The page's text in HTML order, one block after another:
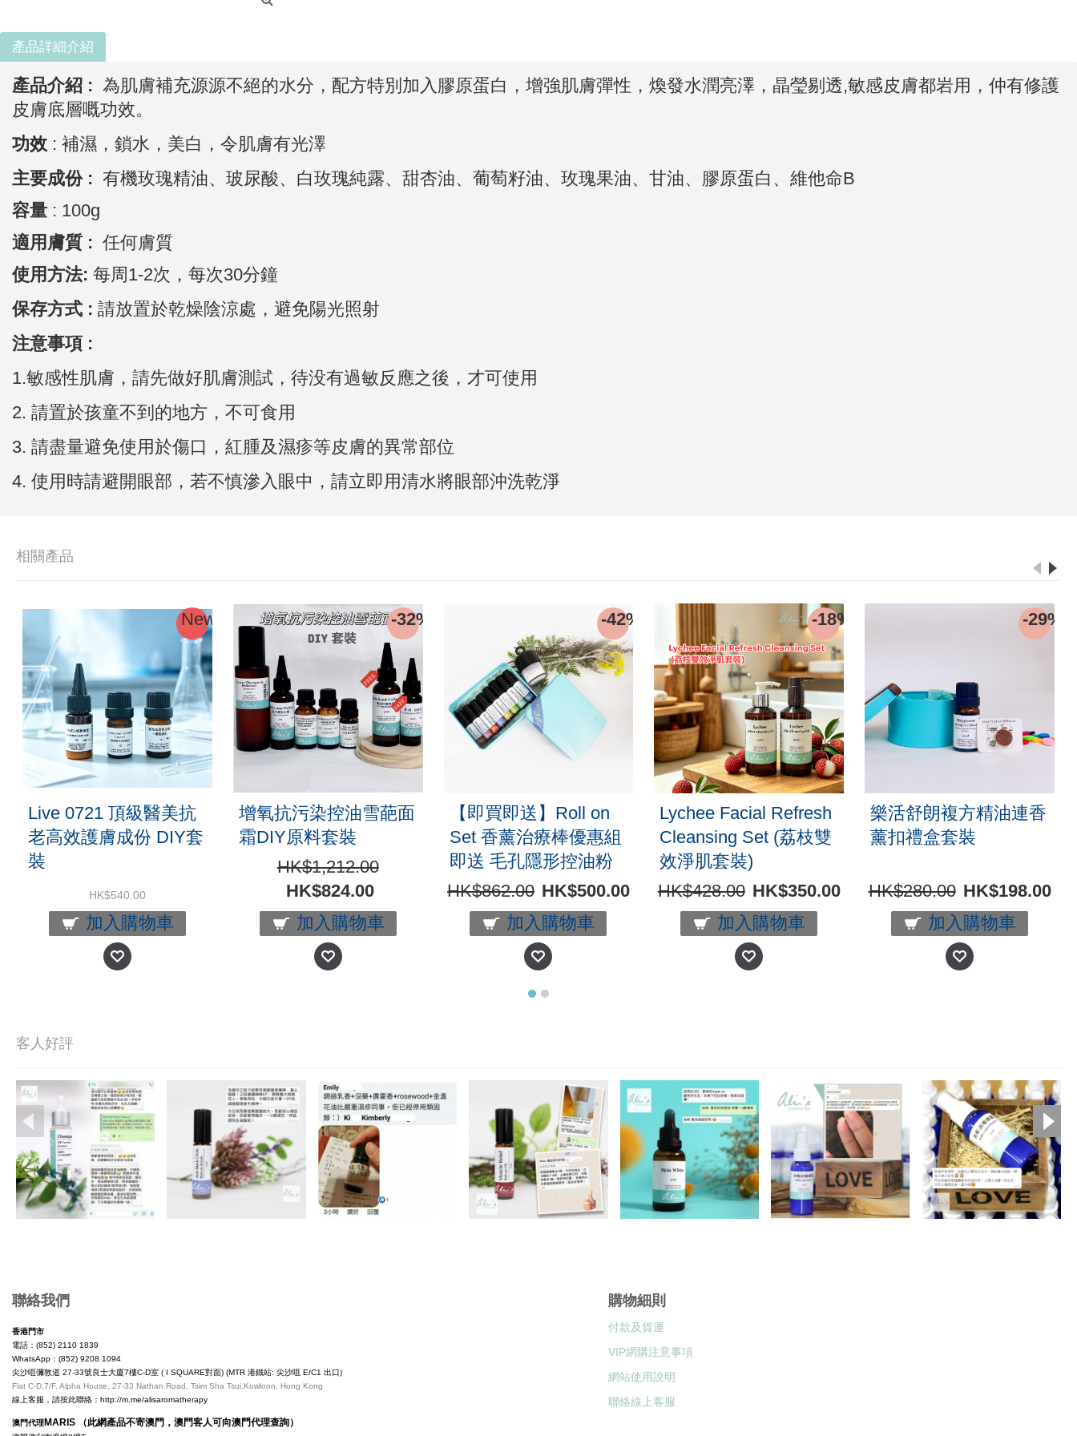
產品詳細介紹
產品介紹 : 為肌膚補充源源不絕的水分，配方特別加入膠原蛋白，增強肌膚彈性，煥發水潤亮澤，晶瑩剔透,敏感皮膚都岩用，仲有修護
皮膚底層嘅功效。
功效 : 補濕，鎖水，美白，令肌膚有光澤
主要成份 : 有機玫瑰精油、玻尿酸、白玫瑰純露、甜杏油、葡萄籽油、玫瑰果油、甘油、膠原蛋白、維他命B
容量 : 100g
適用膚質 : 任何膚質
使用方法: 每周1-2次，每次30分鐘
保存方式 : 請放置於乾燥陰涼處，避免陽光照射
注意事項 :
1.敏感性肌膚，請先做好肌膚測試，待没有過敏反應之後，才可使用
2. 請置於孩童不到的地方，不可食用
3. 請盡量避免使用於傷口，紅腫及濕疹等皮膚的異常部位
4. 使用時請避開眼部，若不慎滲入眼中，請立即用清水將眼部沖洗乾淨
相關產品
New
Live 0721 頂級醫美抗
⽼高效護膚成份 DIY套
裝
HK$540.00
加入購物車
-32%
增氧抗污染控油雪葩面
霜DIY原料套裝
HK$1,212.00
HK$824.00
加入購物車
-42%
【即買即送】Roll on
Set 香薰治療棒優惠組
即送 毛孔隱形控油粉
HK$862.00 HK$500.00
加入購物車
-18%
Lychee Facial Refresh
Cleansing Set (荔枝雙
效淨肌套裝)
HK$428.00 HK$350.00
加入購物車
-29%
樂活舒朗複方精油連香
薰扣禮盒套裝
HK$280.00 HK$198.00
加入購物車
客人好評
聯絡我們
香港門市
電話：(852) 2110 1839
WhatsApp：(852) 9208 1094
尖沙咀彌敦道 27-33號良士大廈7樓C-D室 ( I SQUARE對面) (MTR 港鐵站: 尖沙咀 E/C1 出口)
Flat C-D,7/F, Alpha House, 27-33 Nathan Road, Tsim Sha Tsui,Kowloon, Hong Kong
線上客服，請按此聯絡： http://m.me/alisaromatherapy
澳門代理MARIS （此網產品不寄澳門，澳門客人可向澳門代理查詢）
購物細則
付款及貨運
VIP網購注意事項
網站使用說明
聯絡線上客服